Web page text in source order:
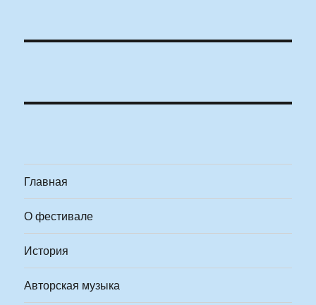
Главная
О фестивале
История
Авторская музыка